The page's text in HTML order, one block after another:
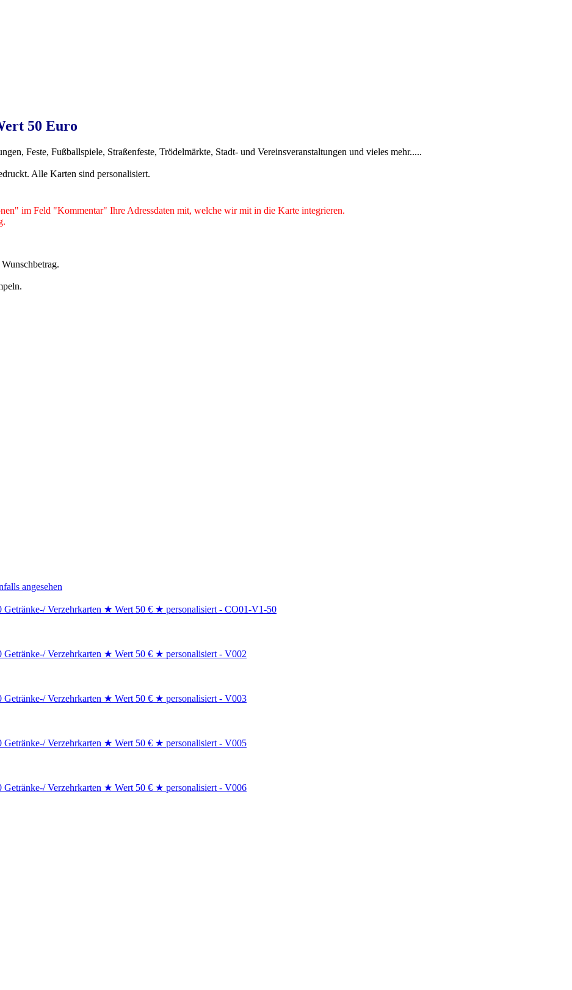
50 Euro
Feste, Fußballspiele, Straßenfeste, Trödelmärkte, Stadt- und Vereinsveranstaltungen und vieles mehr.....
Alle Karten sind personalisiert.
im Feld "Kommentar" Ihre Adressdaten mit, welche wir mit in die Karte integrieren.
angesehen
Getränke-/ Verzehrkarten ★ Wert 50 € ★ personalisiert - CO01-V1-50
Getränke-/ Verzehrkarten ★ Wert 50 € ★ personalisiert - V002
Getränke-/ Verzehrkarten ★ Wert 50 € ★ personalisiert - V003
Getränke-/ Verzehrkarten ★ Wert 50 € ★ personalisiert - V005
Getränke-/ Verzehrkarten ★ Wert 50 € ★ personalisiert - V006